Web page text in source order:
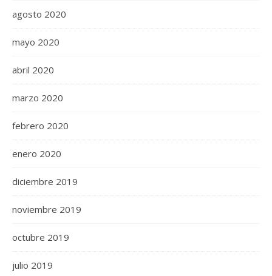
agosto 2020
mayo 2020
abril 2020
marzo 2020
febrero 2020
enero 2020
diciembre 2019
noviembre 2019
octubre 2019
julio 2019